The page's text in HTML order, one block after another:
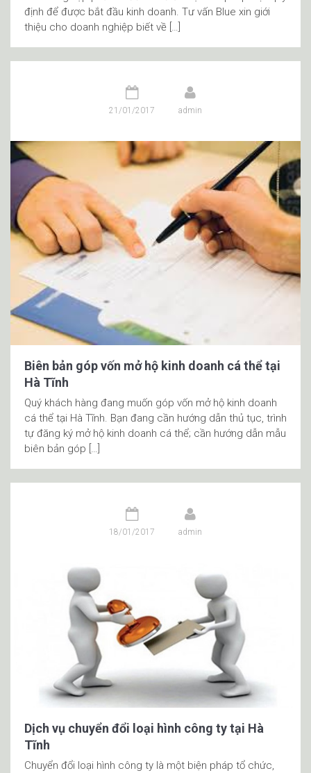
định để được bắt đầu kinh doanh. Tư vấn Blue xin giới
thiệu cho doanh nghiệp biết về […]
21/01/2017 admin
Biên bản góp vốn mở hộ kinh doanh cá thể tại
Hà Tĩnh
Quý khách hàng đang muốn góp vốn mở hộ kinh doanh
cá thể tại Hà Tĩnh. Bạn đang cần hướng dẫn thủ tục, trình
tự đăng ký mở hộ kinh doanh cá thể; cần hướng dẫn mẫu
biên bản góp […]
18/01/2017 admin
Dịch vụ chuyển đổi loại hình công ty tại Hà
Tĩnh
Chuyển đổi loại hình công ty là một biện pháp tổ chức,